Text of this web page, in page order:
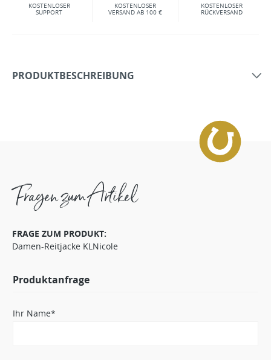
KOSTENLOSER
SUPPORT
KOSTENLOSER
VERSAND AB 100 €
KOSTENLOSER
RÜCKVERSAND
PRODUKTBESCHREIBUNG
Fragen zum Artikel
FRAGE ZUM PRODUKT:
Damen-Reitjacke KLNicole
Produktanfrage
Ihr Name*